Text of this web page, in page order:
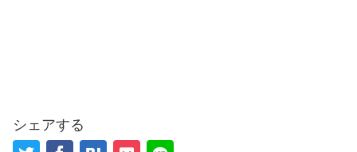
シェアする